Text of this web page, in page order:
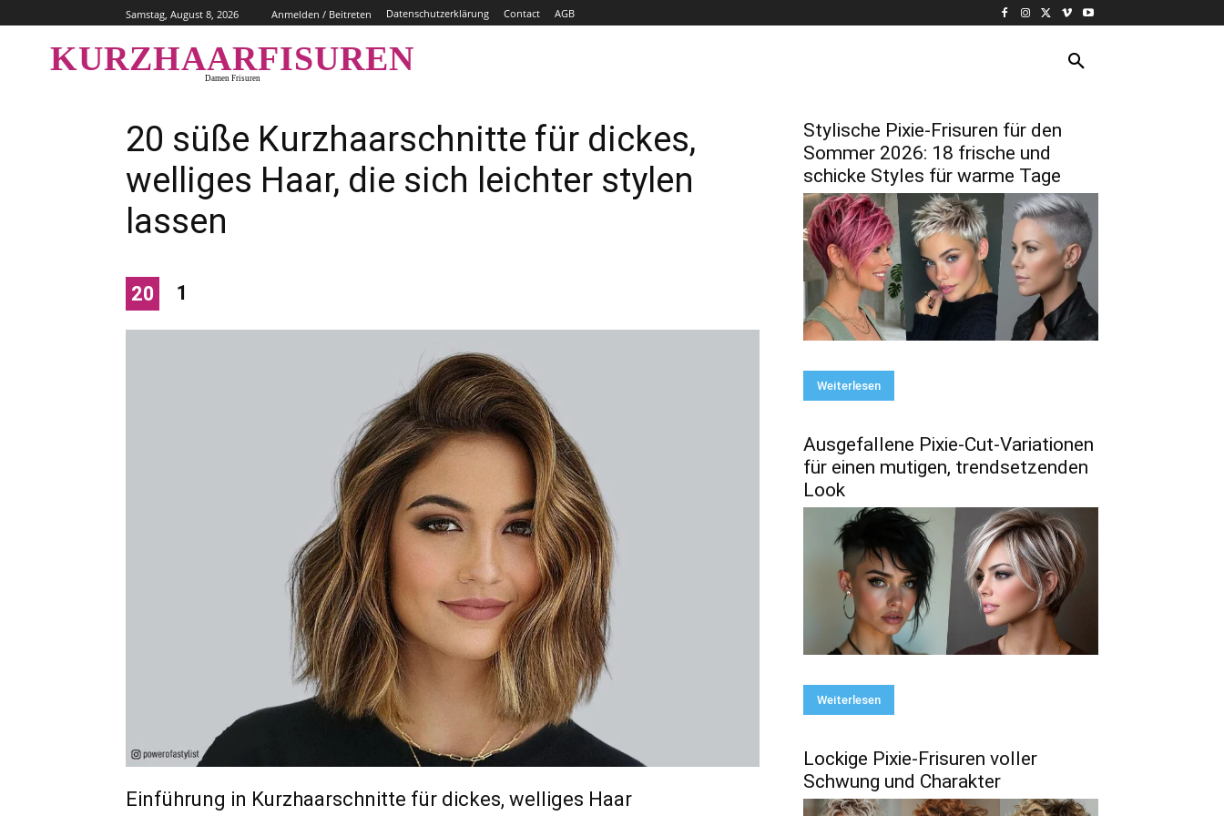
Samstag, August 8, 2026 Anmelden / Beitreten Datenschutzerklärung Contact AGB
KURZHAARFISUREN
Damen Frisuren
20 süße Kurzhaarschnitte für dickes,
welliges Haar, die sich leichter stylen
lassen
20 1
Einführung in Kurzhaarschnitte für dickes, welliges Haar
Stylische Pixie-Frisuren für den
Sommer 2026: 18 frische und
schicke Styles für warme Tage
Weiterlesen
Ausgefallene Pixie-Cut-Variationen
für einen mutigen, trendsetzenden
Look
Weiterlesen
Lockige Pixie-Frisuren voller
Schwung und Charakter